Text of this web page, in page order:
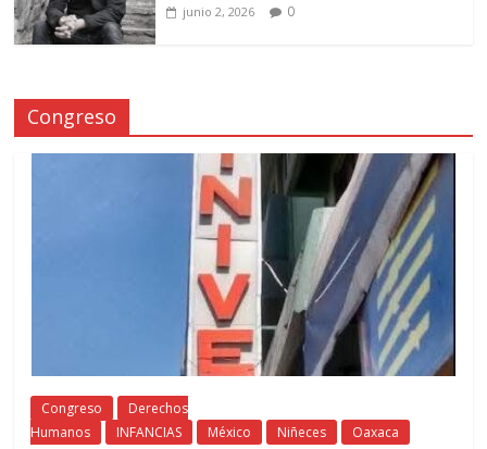
junio 2, 2026 0
Congreso
Congreso
Derechos
Humanos
INFANCIAS México Niñeces Oaxaca